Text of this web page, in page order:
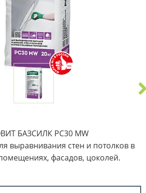
БАЗСИЛК PC30 MW
выравнивания стен и потолков в
фасадов, цоколей.